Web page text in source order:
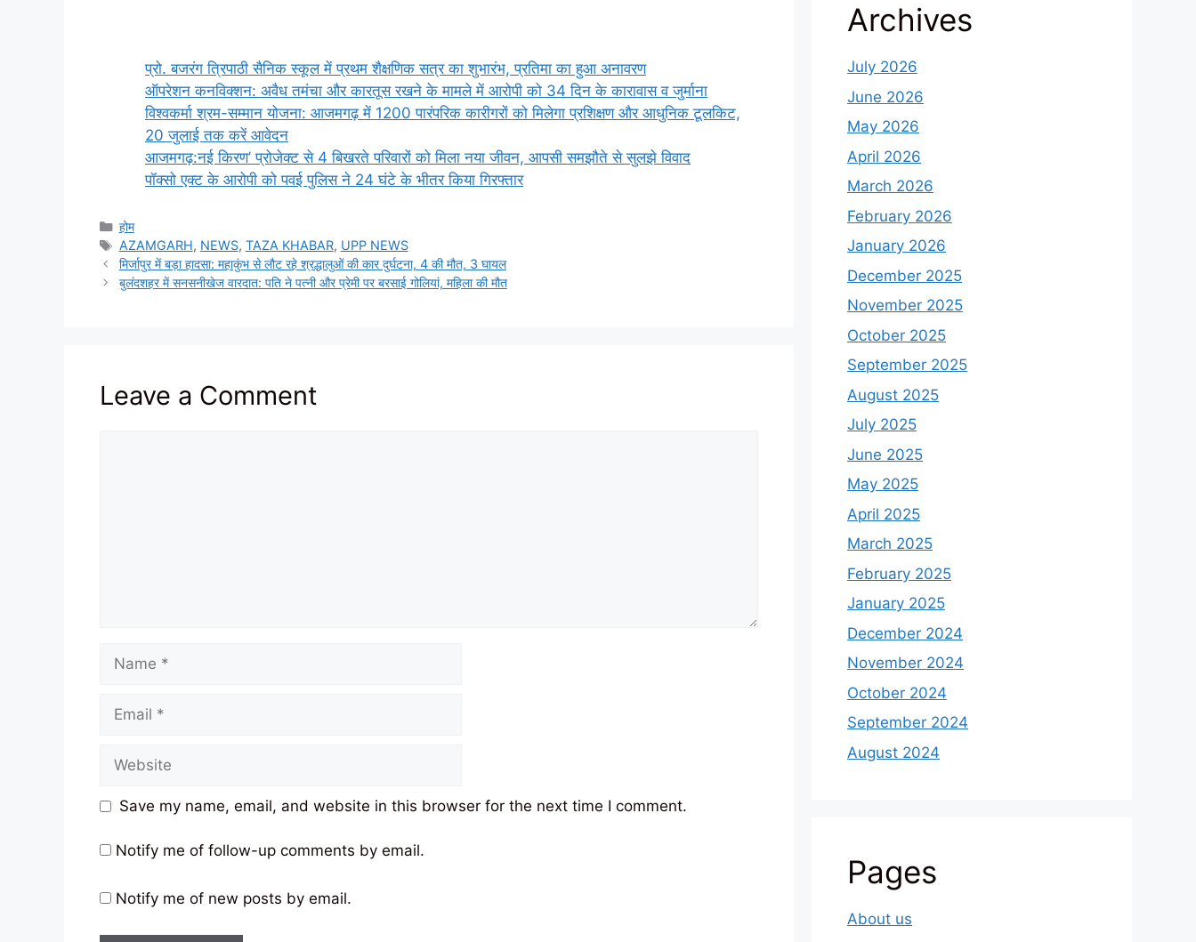
प्रो. बजरंग त्रिपाठी सैनिक स्कूल में प्रथम शैक्षणिक सत्र का शुभारंभ, प्रतिमा का हुआ अनावरण
ऑपरेशन कनविक्शन: अवैध तमंचा और कारतूस रखने के मामले में आरोपी को 34 दिन के कारावास व जुर्माना
विश्वकर्मा श्रम-सम्मान योजना: आजमगढ़ में 1200 पारंपरिक कारीगरों को मिलेगा प्रशिक्षण और आधुनिक टूलकिट,
20 जुलाई तक करें आवेदन
आजमगढ़:नई किरण’ प्रोजेक्ट से 4 बिखरते परिवारों को मिला नया जीवन, आपसी समझौते से सुलझे विवाद
पॉक्सो एक्ट के आरोपी को पवई पुलिस ने 24 घंटे के भीतर किया गिरफ्तार
Categories
होम
Tags
AZAMGARH, NEWS, TAZA KHABAR, UPP NEWS
मिर्जापुर में बड़ा हादसा: महाकुंभ से लौट रहे श्रद्धालुओं की कार दुर्घटना, 4 की मौत, 3 घायल
बुलंदशहर में सनसनीखेज वारदात: पति ने पत्नी और प्रेमी पर बरसाई गोलियां, महिला की मौत
Leave a Comment
Save my name, email, and website in this browser for the next time I comment.
Notify me of follow-up comments by email.
Notify me of new posts by email.
Archives
July 2026
June 2026
May 2026
April 2026
March 2026
February 2026
January 2026
December 2025
November 2025
October 2025
September 2025
August 2025
July 2025
June 2025
May 2025
April 2025
March 2025
February 2025
January 2025
December 2024
November 2024
October 2024
September 2024
August 2024
Pages
About us